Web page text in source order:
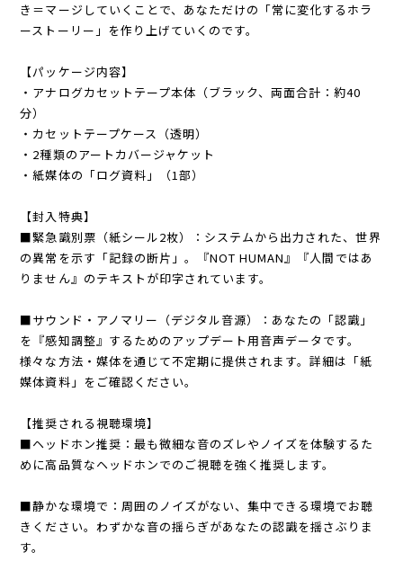
き＝マージしていくことで、あなただけの「常に変化するホラ
ーストーリー」を作り上げていくのです。
【パッケージ内容】
・アナログカセットテープ本体（ブラック、両面合計：約40
分）
・カセットテープケース（透明）
・2種類のアートカバージャケット
・紙媒体の「ログ資料」（1部）
【封入特典】
■緊急識別票（紙シール2枚）：システムから出力された、世界
の異常を示す「記録の断片」。『NOT HUMAN』『人間ではあ
りません』のテキストが印字されています。
■サウンド・アノマリー（デジタル音源）：あなたの「認識」
を『感知調整』するためのアップデート用音声データです。
様々な方法・媒体を通じて不定期に提供されます。詳細は「紙
媒体資料」をご確認ください。
【推奨される視聴環境】
■ヘッドホン推奨：最も微細な音のズレやノイズを体験するた
めに高品質なヘッドホンでのご視聴を強く推奨します。
■静かな環境で：周囲のノイズがない、集中できる環境でお聴
きください。わずかな音の揺らぎがあなたの認識を揺さぶりま
す。